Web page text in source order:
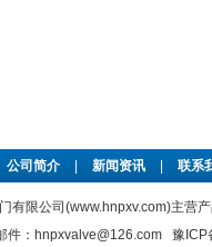
公司简介 新闻资讯 联系
有限公司(www.hnpxv.com)主营
件：hnpxvalve@126.com 豫ICP